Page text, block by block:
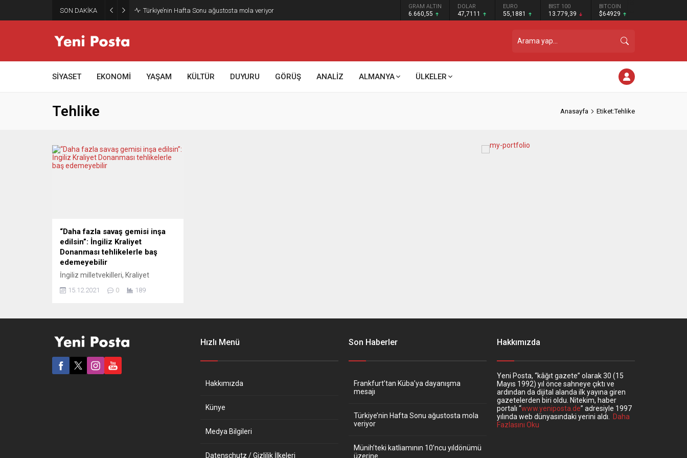
SON DAKİKA Türkiye’nin Hafta Sonu ağustosta mola veriyor GRAM ALTIN
6.660,55
DOLAR
47,7111
EURO
55,1881
BIST 100
13.779,39
BITCOIN
$64929
SİYASET EKONOMİ YAŞAM KÜLTÜR DUYURU GÖRÜŞ ANALİZ ALMANYA ÜLKELER
Tehlike Anasayfa Etiket:Tehlike
“Daha fazla savaş gemisi inşa
edilsin”: İngiliz Kraliyet
Donanması tehlikelerle baş
edemeyebilir
İngiliz milletvekilleri, Kraliyet
Donanması filosunun yetersizliğine
işaret ederek, donanmanın “giderek
olduğu konusunda hükümeti uyardı.
İngiliz Parlamentosu Savunma
Komitesi’nin yayımladığı bir raporda,
mevcut filonun, ülkenin ulusal
15.12.2021 0 189
Hızlı Menü
Hakkımızda
Künye
Medya Bilgileri
Datenschutz / Gizlilik İlkeleri
Son Haberler
Frankfurt’tan Küba’ya dayanışma
mesajı
Türkiye’nin Hafta Sonu ağustosta mola
veriyor
Münih’teki katliamının 10’ncu yıldönümü
üzerine
Hakkımızda
Yeni Posta, “kâğıt gazete” olarak 30 (15
Mayıs 1992) yıl önce sahneye çıktı ve
ardından da dijital alanda ilk yayına giren
gazetelerden biri oldu. Nitekim, haber
portalı “www.yeniposta.de” adresiyle 1997
yılında web dünyasındaki yerini aldı. Daha
Fazlasını Oku